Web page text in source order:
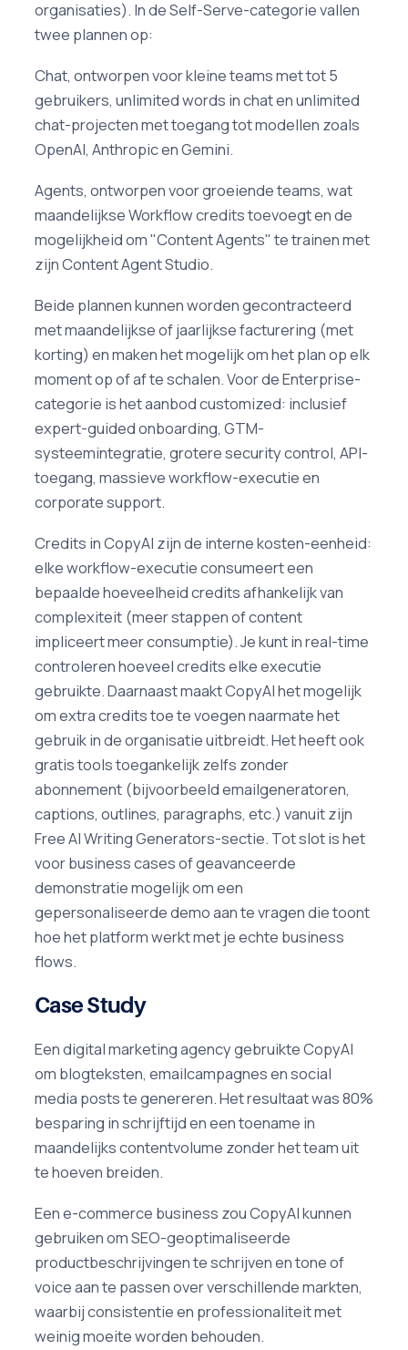
organisaties). In de Self-Serve-categorie vallen
twee plannen op:
Chat, ontworpen voor kleine teams met tot 5
gebruikers, unlimited words in chat en unlimited
chat-projecten met toegang tot modellen zoals
OpenAI, Anthropic en Gemini.
Agents, ontworpen voor groeiende teams, wat
maandelijkse Workflow credits toevoegt en de
mogelijkheid om "Content Agents" te trainen met
zijn Content Agent Studio.
Beide plannen kunnen worden gecontracteerd
met maandelijkse of jaarlijkse facturering (met
korting) en maken het mogelijk om het plan op elk
moment op of af te schalen. Voor de Enterprise-
categorie is het aanbod customized: inclusief
expert-guided onboarding, GTM-
systeemintegratie, grotere security control, API-
toegang, massieve workflow-executie en
corporate support.
Credits in CopyAI zijn de interne kosten-eenheid:
elke workflow-executie consumeert een
bepaalde hoeveelheid credits afhankelijk van
complexiteit (meer stappen of content
impliceert meer consumptie). Je kunt in real-time
controleren hoeveel credits elke executie
gebruikte. Daarnaast maakt CopyAI het mogelijk
om extra credits toe te voegen naarmate het
gebruik in de organisatie uitbreidt. Het heeft ook
gratis tools toegankelijk zelfs zonder
abonnement (bijvoorbeeld emailgeneratoren,
captions, outlines, paragraphs, etc.) vanuit zijn
Free AI Writing Generators-sectie. Tot slot is het
voor business cases of geavanceerde
demonstratie mogelijk om een
gepersonaliseerde demo aan te vragen die toont
hoe het platform werkt met je echte business
flows.
Case Study
Een digital marketing agency gebruikte CopyAI
om blogteksten, emailcampagnes en social
media posts te genereren. Het resultaat was 80%
besparing in schrijftijd en een toename in
maandelijks contentvolume zonder het team uit
te hoeven breiden.
Een e-commerce business zou CopyAI kunnen
gebruiken om SEO-geoptimaliseerde
productbeschrijvingen te schrijven en tone of
voice aan te passen over verschillende markten,
waarbij consistentie en professionaliteit met
weinig moeite worden behouden.